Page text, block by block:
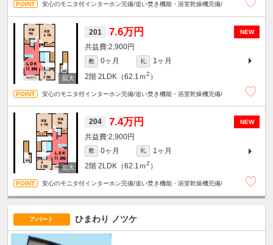
安心のモニタ付インターホン完備/追い焚き機能・浴室乾燥機完備/
NEW
201 7.6万円
2,900円
敷 0ヶ月 礼
1ヶ月
2階 2LDK（62.1ｍ2 ）
安心のモニタ付インターホン完備/追い焚き機能・浴室乾燥機完備/
NEW
204 7.4万円
2,900円
敷 0ヶ月 礼
1ヶ月
2階 2LDK（62.1ｍ2 ）
安心のモニタ付インターホン完備/追い焚き機能・浴室乾燥機完備/
アパート ひまわり ノツケ